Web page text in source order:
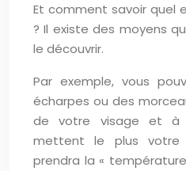
Et comment savoir quel
? Il existe des moyens
le découvrir.
Par exemple, vous
écharpes ou des
de votre visage et à
mettent le plus votre
prendra la «